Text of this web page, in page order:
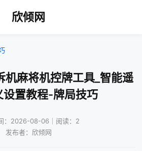
欣倾网
机麻将机控牌工具_智能遥
设置教程-牌局技巧
：2026-08-06｜阅读：2
发布者：欣倾网